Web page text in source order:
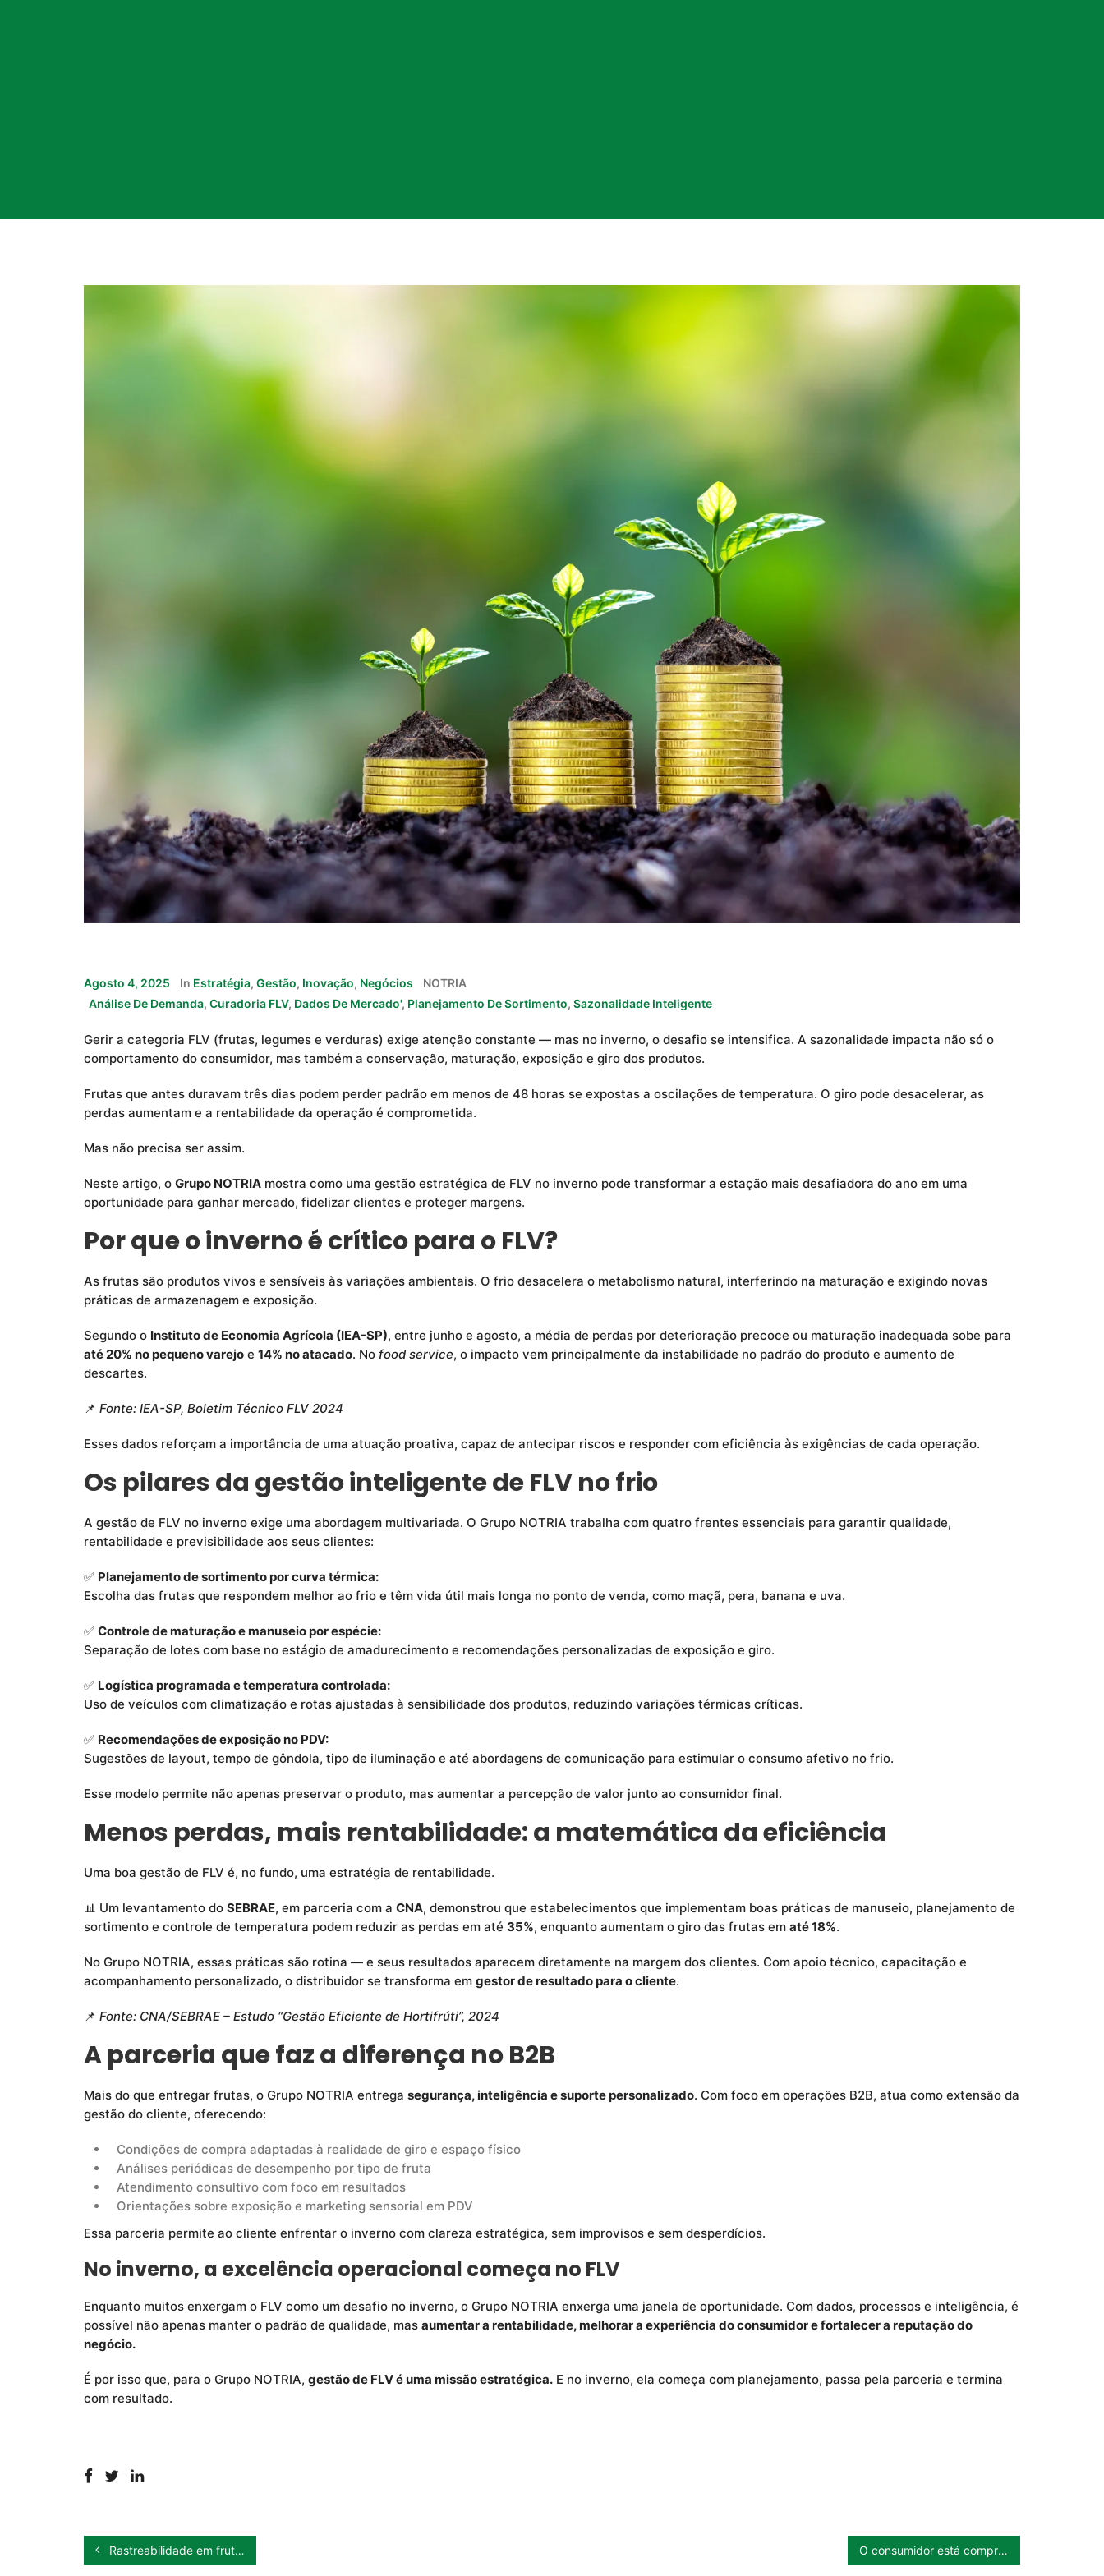
Agosto 4, 2025 In Estratégia, Gestão, Inovação, Negócios
NOTRIA
Análise De Demanda, Curadoria FLV, Dados De Mercado', Planejamento De Sortimento, Sazonalidade Inteligente
Gerir a categoria FLV (frutas, legumes e verduras) exige atenção constante — mas no inverno, o desafio se intensifica. A sazonalidade impacta não só o
comportamento do consumidor, mas também a conservação, maturação, exposição e giro dos produtos.
Frutas que antes duravam três dias podem perder padrão em menos de 48 horas se expostas a oscilações de temperatura. O giro pode desacelerar, as
perdas aumentam e a rentabilidade da operação é comprometida.
Mas não precisa ser assim.
Neste artigo, o Grupo NOTRIA mostra como uma gestão estratégica de FLV no inverno pode transformar a estação mais desafiadora do ano em uma
oportunidade para ganhar mercado, fidelizar clientes e proteger margens.
Por que o inverno é crítico para o FLV?
As frutas são produtos vivos e sensíveis às variações ambientais. O frio desacelera o metabolismo natural, interferindo na maturação e exigindo novas
práticas de armazenagem e exposição.
Segundo o Instituto de Economia Agrícola (IEA-SP), entre junho e agosto, a média de perdas por deterioração precoce ou maturação inadequada sobe para
até 20% no pequeno varejo e 14% no atacado. No food service, o impacto vem principalmente da instabilidade no padrão do produto e aumento de
descartes.
📌 Fonte: IEA-SP, Boletim Técnico FLV 2024
Esses dados reforçam a importância de uma atuação proativa, capaz de antecipar riscos e responder com eficiência às exigências de cada operação.
Os pilares da gestão inteligente de FLV no frio
A gestão de FLV no inverno exige uma abordagem multivariada. O Grupo NOTRIA trabalha com quatro frentes essenciais para garantir qualidade,
rentabilidade e previsibilidade aos seus clientes:
✅ Planejamento de sortimento por curva térmica:
Escolha das frutas que respondem melhor ao frio e têm vida útil mais longa no ponto de venda, como maçã, pera, banana e uva.
✅ Controle de maturação e manuseio por espécie:
Separação de lotes com base no estágio de amadurecimento e recomendações personalizadas de exposição e giro.
✅ Logística programada e temperatura controlada:
Uso de veículos com climatização e rotas ajustadas à sensibilidade dos produtos, reduzindo variações térmicas críticas.
✅ Recomendações de exposição no PDV:
Sugestões de layout, tempo de gôndola, tipo de iluminação e até abordagens de comunicação para estimular o consumo afetivo no frio.
Esse modelo permite não apenas preservar o produto, mas aumentar a percepção de valor junto ao consumidor final.
Menos perdas, mais rentabilidade: a matemática da eficiência
Uma boa gestão de FLV é, no fundo, uma estratégia de rentabilidade.
📊 Um levantamento do SEBRAE, em parceria com a CNA, demonstrou que estabelecimentos que implementam boas práticas de manuseio, planejamento de
sortimento e controle de temperatura podem reduzir as perdas em até 35%, enquanto aumentam o giro das frutas em até 18%.
No Grupo NOTRIA, essas práticas são rotina — e seus resultados aparecem diretamente na margem dos clientes. Com apoio técnico, capacitação e
acompanhamento personalizado, o distribuidor se transforma em gestor de resultado para o cliente.
📌 Fonte: CNA/SEBRAE – Estudo “Gestão Eficiente de Hortifrúti”, 2024
A parceria que faz a diferença no B2B
Mais do que entregar frutas, o Grupo NOTRIA entrega segurança, inteligência e suporte personalizado. Com foco em operações B2B, atua como extensão da
gestão do cliente, oferecendo:
Condições de compra adaptadas à realidade de giro e espaço físico
Análises periódicas de desempenho por tipo de fruta
Atendimento consultivo com foco em resultados
Orientações sobre exposição e marketing sensorial em PDV
Essa parceria permite ao cliente enfrentar o inverno com clareza estratégica, sem improvisos e sem desperdícios.
No inverno, a excelência operacional começa no FLV
Enquanto muitos enxergam o FLV como um desafio no inverno, o Grupo NOTRIA enxerga uma janela de oportunidade. Com dados, processos e inteligência, é
possível não apenas manter o padrão de qualidade, mas aumentar a rentabilidade, melhorar a experiência do consumidor e fortalecer a reputação do
negócio.
É por isso que, para o Grupo NOTRIA, gestão de FLV é uma missão estratégica. E no inverno, ela começa com planejamento, passa pela parceria e termina
com resultado.
Rastreabilidade em frutas: valor, controle e competitividade no FLV O consumidor está comprando mais FLV: o que essa tendência representa para o mercado?